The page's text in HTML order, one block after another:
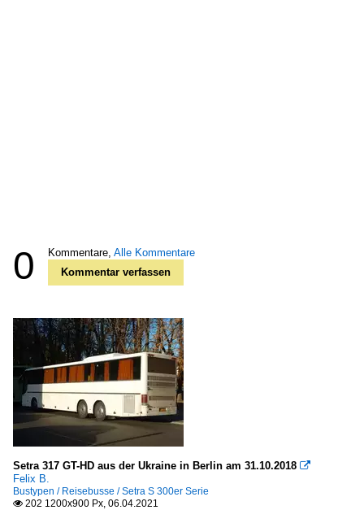
0 Kommentare, Alle Kommentare
Kommentar verfassen
Setra 317 GT-HD aus der Ukraine in Berlin am 31.10.2018 
Felix B.
Bustypen / Reisebusse / Setra S 300er Serie
 202 1200x900 Px, 06.04.2021